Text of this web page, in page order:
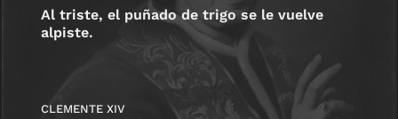
Al triste, el puñado de trigo se le vuelve
alpiste.
CLEMENTE XIV